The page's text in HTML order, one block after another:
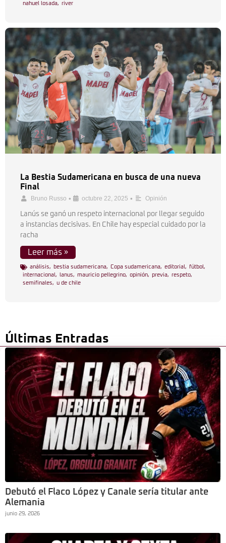
nahuel losada, river
La Bestia Sudamericana en busca de una nueva
Final
Bruno Russo • octubre 22, 2025 • Opinión
Lanús se ganó un respeto internacional por llegar seguido
a instancias decisivas. En Chile hay especial cuidado por la
racha
Leer más »
análisis, bestia sudamericana, Copa sudamericana, editorial , fútbol ,
internacional , lanus, mauricio pellegrino, opinión, previa, respeto,
semifinales, u de chile
Últimas Entradas
Debutó el Flaco López y Canale sería titular ante
Alemania
junio 29, 2026